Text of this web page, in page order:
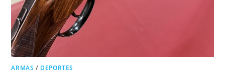
ARMAS / DEPORTES